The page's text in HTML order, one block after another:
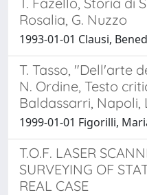
Rosalia, G. Nuzzo
1993-01-01 Clausi,
T. Tasso, "Dell'arte
N. Ordine, Testo
Baldassarri, Napoli,
1999-01-01 Figorilli,
T.O.F. LASER
SURVEYING OF
REAL CASE